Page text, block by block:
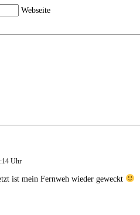
Webseite
Uhr
ist mein Fernweh wieder geweckt